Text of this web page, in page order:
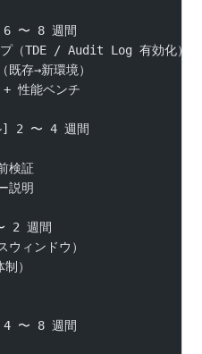
6 〜 8 週間
（TDE / Audit Log 有効化）
存→新環境）
性能ベンチ
] 2 〜 4 週間
検証
説明
2 週間
ィンドウ）
）
4 〜 8 週間